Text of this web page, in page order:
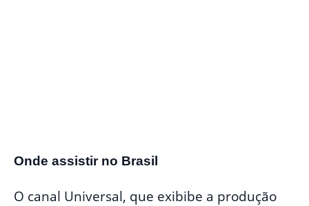
Onde assistir no Brasil
O canal Universal, que exibibe a produção